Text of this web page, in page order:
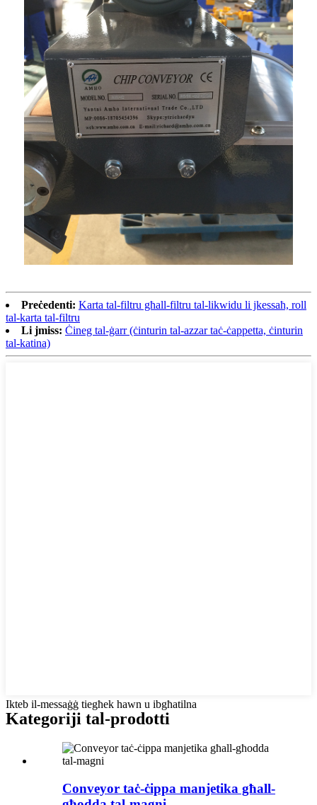
Preċedenti: Karta tal-filtru għall-filtru tal-likwidu li jkessaħ, roll
tal-karta tal-filtru
Li jmiss: Ċineg tal-ġarr (ċinturin tal-azzar taċ-ċappetta, ċinturin
tal-katina)
Ikteb il-messaġġ tiegħek hawn u ibgħatilna
Kategoriji tal-prodotti
Conveyor taċ-ċippa manjetika għall-